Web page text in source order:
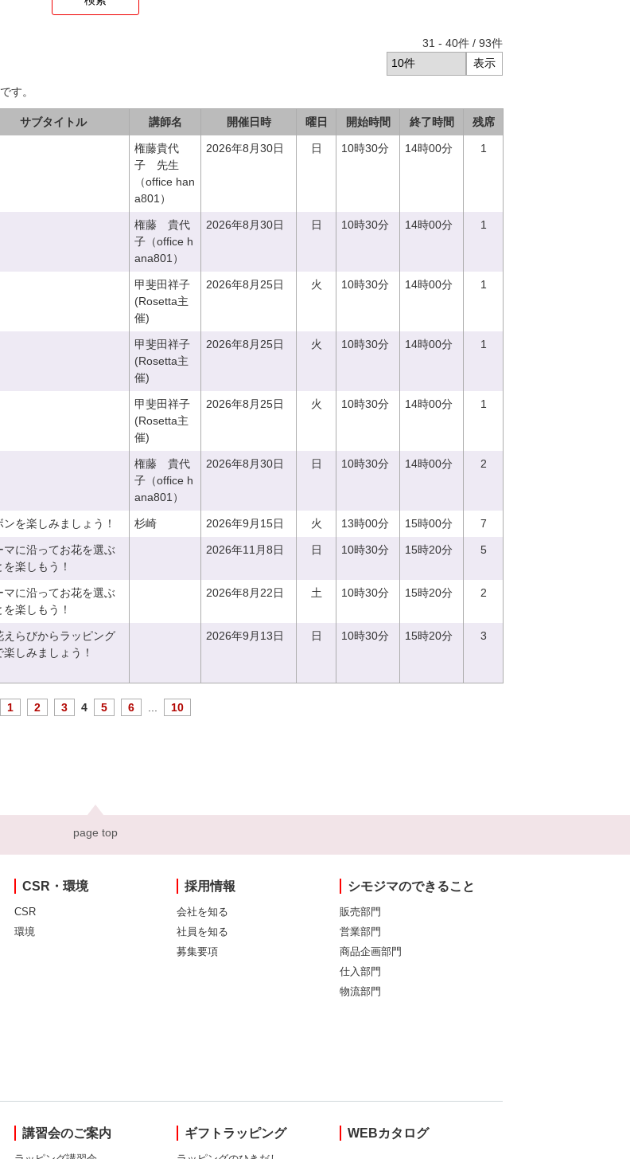
31 - 40件 / 93件
す。
サブタイトル 講師名 開催日時 曜日 開始時間 終了時間 残席
権藤貴代
子 先生
（office han
a801）
2026年8月30日 日 10時30分 14時00分 1
権藤 貴代
子（office h
ana801）
2026年8月30日 日 10時30分 14時00分 1
甲斐田祥子
(Rosetta主
催)
2026年8月25日 火 10時30分 14時00分 1
甲斐田祥子
(Rosetta主
催)
2026年8月25日 火 10時30分 14時00分 1
甲斐田祥子
(Rosetta主
催)
2026年8月25日 火 10時30分 14時00分 1
権藤 貴代
子（office h
ana801）
2026年8月30日 日 10時30分 14時00分 2
ンを楽しみましょう！ 杉崎 2026年9月15日 火 13時00分 15時00分 7
マに沿ってお花を選ぶ
を楽しもう！
2026年11月8日 日 10時30分 15時20分 5
マに沿ってお花を選ぶ
を楽しもう！
2026年8月22日 土 10時30分 15時20分 2
えらびからラッピング
楽しみましょう！
2026年9月13日 日 10時30分 15時20分 3
1 2 3 4 5 6 10
page top
CSR・環境
CSR
環境
採用情報
会社を知る
社員を知る
募集要項
シモジマのできること
販売部門
営業部門
商品企画部門
仕入部門
物流部門
講習会のご案内 ギフトラッピング WEBカタログ